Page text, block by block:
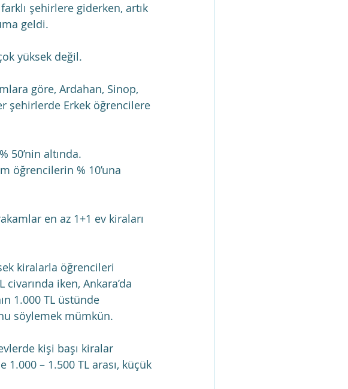
şehirlere giderken, artık
geldi.
yüksek değil.
göre, Ardahan, Sinop,
şehirlerde Erkek öğrencilere
50’nin altında.
öğrencilerin % 10’una
en az 1+1 ev kiraları
kiralarla öğrencileri
civarında iken, Ankara’da
1.000 TL üstünde
söylemek mümkün.
kişi başı kiralar
1.000 – 1.500 TL arası, küçük